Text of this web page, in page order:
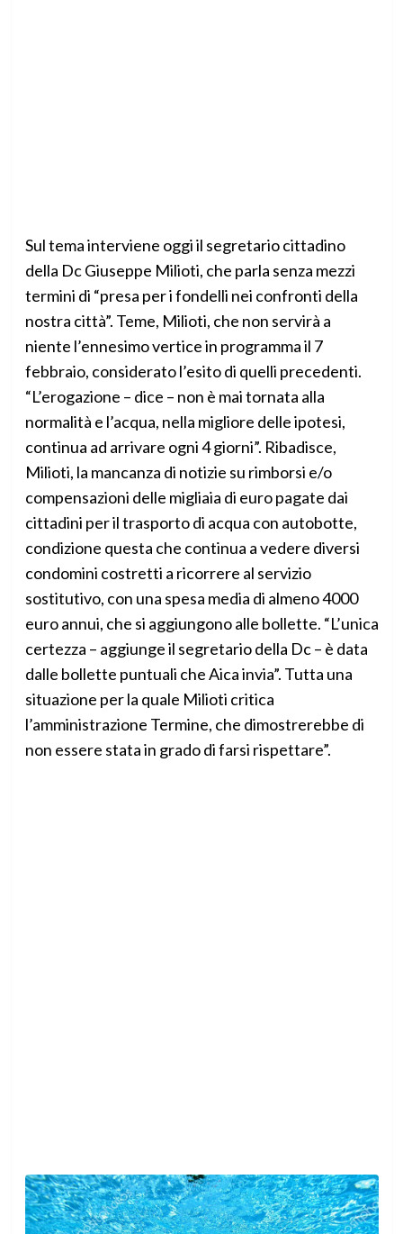
Sul tema interviene oggi il segretario cittadino
della Dc Giuseppe Milioti, che parla senza mezzi
termini di “presa per i fondelli nei confronti della
nostra città”. Teme, Milioti, che non servirà a
niente l’ennesimo vertice in programma il 7
febbraio, considerato l’esito di quelli precedenti.
“L’erogazione – dice – non è mai tornata alla
normalità e l’acqua, nella migliore delle ipotesi,
continua ad arrivare ogni 4 giorni”. Ribadisce,
Milioti, la mancanza di notizie su rimborsi e/o
compensazioni delle migliaia di euro pagate dai
cittadini per il trasporto di acqua con autobotte,
condizione questa che continua a vedere diversi
condomini costretti a ricorrere al servizio
sostitutivo, con una spesa media di almeno 4000
euro annui, che si aggiungono alle bollette. “L’unica
certezza – aggiunge il segretario della Dc – è data
dalle bollette puntuali che Aica invia”. Tutta una
situazione per la quale Milioti critica
l’amministrazione Termine, che dimostrerebbe di
non essere stata in grado di farsi rispettare”.